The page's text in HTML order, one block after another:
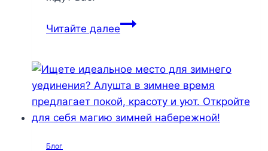
Читайте далееВечерние
секреты
спокойствия
и
уединения
Блог